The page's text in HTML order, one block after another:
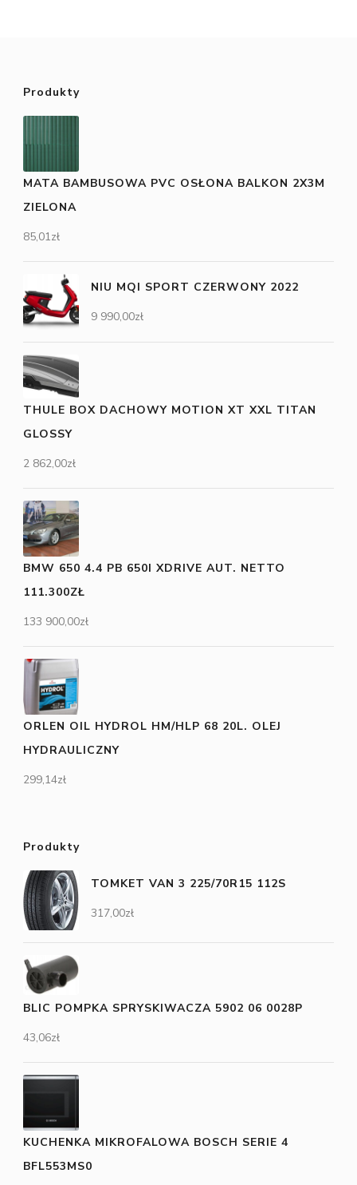
Produkty
MATA BAMBUSOWA PVC OSŁONA BALKON 2X3M
ZIELONA
85,01zł
NIU MQI SPORT CZERWONY 2022
9 990,00zł
THULE BOX DACHOWY MOTION XT XXL TITAN
GLOSSY
2 862,00zł
BMW 650 4.4 PB 650I XDRIVE AUT. NETTO
111.300ZŁ
133 900,00zł
ORLEN OIL HYDROL HM/HLP 68 20L. OLEJ
HYDRAULICZNY
299,14zł
Produkty
TOMKET VAN 3 225/70R15 112S
317,00zł
BLIC POMPKA SPRYSKIWACZA 5902 06 0028P
43,06zł
KUCHENKA MIKROFALOWA BOSCH SERIE 4
BFL553MS0